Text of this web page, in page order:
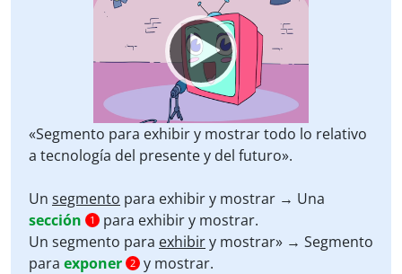
Player
«Segmento para exhibir y mostrar todo lo relativo
a tecnología del presente y del futuro».
Un segmento para exhibir y mostrar → Una
sección
1
para exhibir y mostrar.
Un segmento para exhibiry mostrar» → Segmento
para exponer 2 y mostrar.